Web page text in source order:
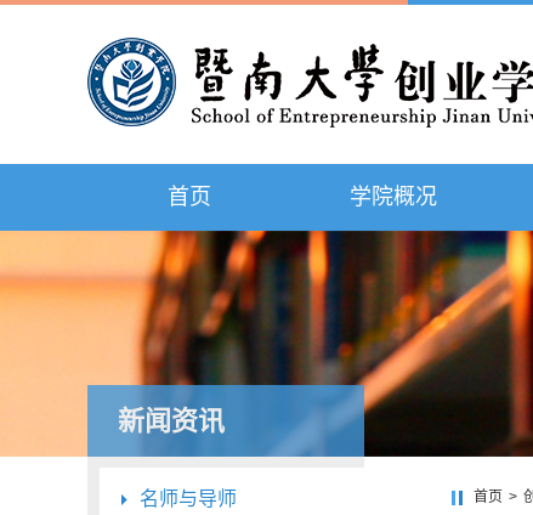
首页 学院概况
新闻资讯
名师与导师 首页 >